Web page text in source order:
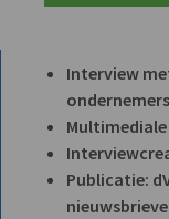
Interview
Publicatie: